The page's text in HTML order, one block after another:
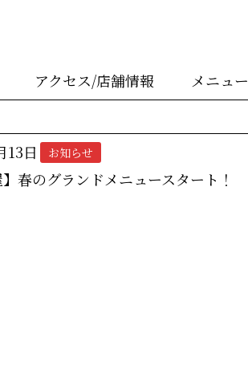
アクセス/店舗情報 メニュー
13日 お知らせ
】春のグランドメニュースタート！